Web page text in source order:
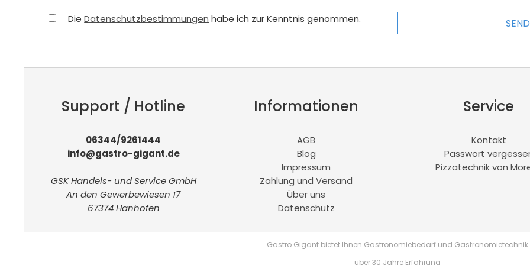
DieDatenschutzbestimmungen habe ich zur Kenntnis genommen.
Support / Hotline
06344/9261444
info@gastro-gigant.de
GSK Handels- und Service GmbH
An den Gewerbewiesen 17
67374 Hanhofen
Informationen
AGB
Blog
Impressum
Zahlung und Versand
Über uns
Datenschutz
Service
Kontakt
Passwort
Pizzatechnik von
Gastro Gigant bietet Ihnen Gastronomiebedarf und Gastronomietechnik
über 30 Jahre Erfahrung